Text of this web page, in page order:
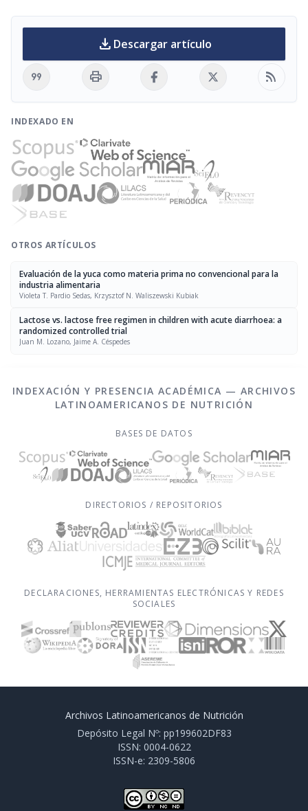
download Descargar artículo
format_quote print rss_feed
INDEXADO EN
OTROS ARTÍCULOS
Evaluación de la yuca como materia prima no convencional para la
industria alimentaria
Violeta T. Pardio Sedas, Krzysztof N. Waliszewski Kubiak
Lactose vs. lactose free regimen in children with acute diarrhoea: a
randomized controlled trial
Juan M. Lozano, Jaime A. Céspedes
INDEXACIÓN Y PRESENCIA ACADÉMICA — ARCHIVOS
LATINOAMERICANOS DE NUTRICIÓN
BASES DE DATOS
DIRECTORIOS / REPOSITORIOS
DECLARACIONES, HERRAMIENTAS ELECTRÓNICAS Y REDES
SOCIALES
Archivos Latinoamericanos de Nutrición
Depósito Legal Nº: pp199602DF83
ISSN: 0004-0622
ISSN-e: 2309-5806